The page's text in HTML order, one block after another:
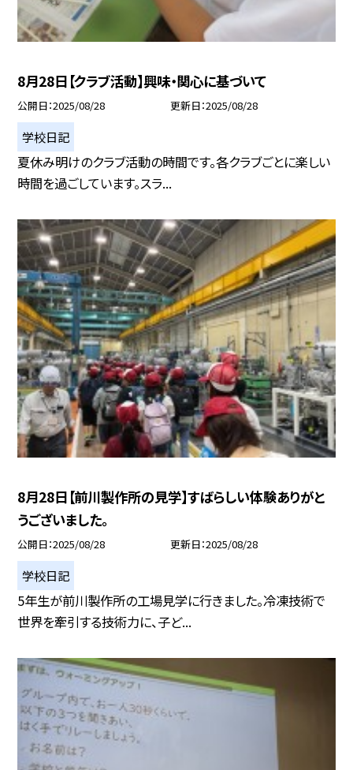
8月28日【クラブ活動】興味・関心に基づいて
公開日 2025/08/28 更新日 2025/08/28
学校日記
夏休み明けのクラブ活動の時間です。各クラブごとに楽しい
時間を過ごしています。スラ...
8月28日【前川製作所の見学】すばらしい体験ありがと
うございました。
公開日 2025/08/28 更新日 2025/08/28
学校日記
5年生が前川製作所の工場見学に行きました。冷凍技術で
世界を牽引する技術力に、子ど...